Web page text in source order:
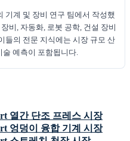
기계 및 장비 연구 팀에서 작성했
비, 자동화, 로봇 공학, 건설 장비
들의 전문 지식에는 시장 규모 산
술 예측이 포함됩니다.
열간 단조 프레스 시장
엉덩이 융합 기계 시장